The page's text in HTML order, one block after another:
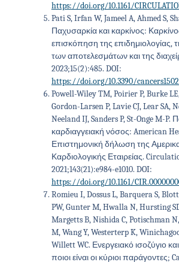
https://doi.org/10.1161/
Pati S, Irfan W, Jameel A, Ahmed S,
Παχυσαρκία και καρκίνος:
επισκόπηση της επιδημιολογίας,
των αποτελεσμάτων και της
2023;15(2):485. DOI:
https://doi.org/10.3390/
Powell-Wiley TM, Poirier P, Burke LE,
Gordon-Larsen P, Lavie CJ, Lear SA,
Neeland IJ, Sanders P, St-Onge M-P.
καρδιαγγειακή νόσος: American
Επιστημονική δήλωση της
Καρδιολογικής Εταιρείας.
2021;143(21):e984-e1010. DOI:
https://doi.org/10.1161/
Romieu I, Dossus L, Barquera S,
PW, Gunter M, Hwalla N, Hursting
Margetts B, Nishida C, Potischman
M, Wang Y, Westerterp K,
Willett WC. Ενεργειακό ισοζύγιο
ποιοι είναι οι κύριοι παράγοντες;